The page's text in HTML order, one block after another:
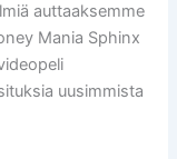
auttaaksemme
Mania Sphinx
uusimmista